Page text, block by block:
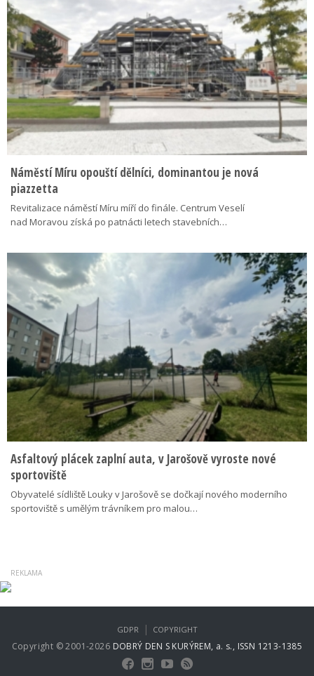
Náměstí Míru opouští dělníci, dominantou je nová
piazzetta
Revitalizace náměstí Míru míří do finále. Centrum Veselí
nad Moravou získá po patnácti letech stavebních…
Asfaltový plácek zaplní auta, v Jarošově vyroste nové
sportoviště
Obyvatelé sídliště Louky v Jarošově se dočkají nového moderního
sportoviště s umělým trávníkem pro malou…
Copyright © 2001-2026 DOBRÝ DEN S KURÝREM, a. s., ISSN 1213-1385
GDPR | COPYRIGHT